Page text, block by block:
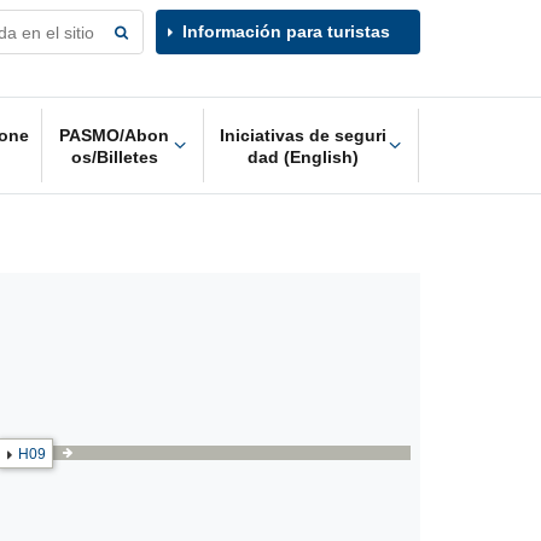
PASMO/Abon
os/Billetes
Iniciativas de seguri
dad (English)
Información para turistas
H09